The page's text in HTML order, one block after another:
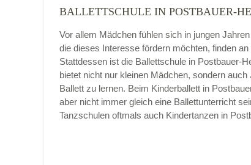
Mittwoch
BALLETTSCHULE IN POSTBAUER-
Vor allem Mädchen fühlen sich in jungen
die dieses Interesse fördern möchten, finden
Stattdessen ist die Ballettschule in Postbauer-
bietet nicht nur kleinen Mädchen, sondern
Ballett zu lernen. Beim Kinderballett in
aber nicht immer gleich eine Ballettunterricht
Tanzschulen oftmals auch Kindertanzen in